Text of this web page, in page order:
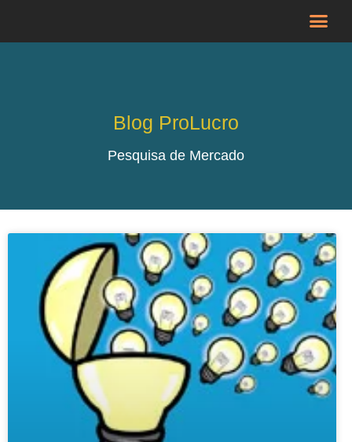
Blog ProLucro
Pesquisa de Mercado